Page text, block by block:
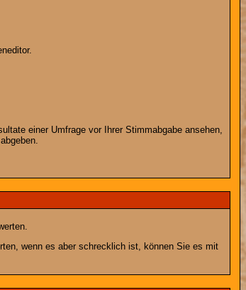
einer Umfrage vor Ihrer Stimmabgabe ansehen,
wenn es aber schrecklich ist, können Sie es mit